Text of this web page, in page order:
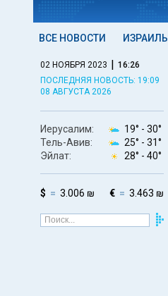
ВСЕ НОВОСТИ ИЗРАИЛЬ
02 НОЯБРЯ 2023 | 16:26
ПОСЛЕДНЯЯ НОВОСТЬ: 19:09
08 АВГУСТА 2026
Иерусалим: 19° - 30°
Тель-Авив:
25° - 31°
Эйлат:
28° - 40°
$ 3.006 ₪ € 3.463 ₪